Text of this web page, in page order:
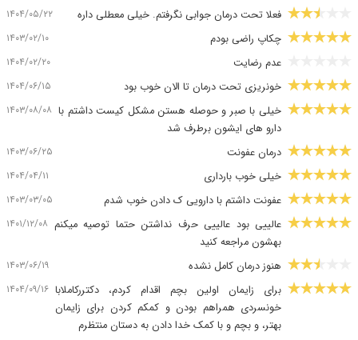
فعلا تحت درمان جوابی نگرفتم. خیلی معطلی داره ۱۴۰۴/۰۵/۲۲
چکاپ راضی بودم ۱۴۰۳/۰۲/۱۰
عدم رضایت ۱۴۰۴/۰۲/۲۰
خونریزی تحت درمان تا الان خوب بود ۱۴۰۴/۰۶/۱۵
خیلی با صبر و حوصله هستن مشکل کیست داشتم با
دارو های ایشون برطرف شد
۱۴۰۳/۰۸/۰۸
درمان عفونت ۱۴۰۳/۰۶/۲۵
خیلی خوب بارداری ۱۴۰۴/۰۴/۱۱
عفونت داشتم با دارویی ک دادن خوب شدم ۱۴۰۳/۰۳/۰۵
عالییی بود عالییی حرف نداشتن حتما توصیه میکنم
بهشون مراجعه کنید
۱۴۰۱/۱۲/۰۸
هنوز درمان کامل نشده ۱۴۰۳/۰۶/۱۹
برای زایمان اولین بچم اقدام کردم، دکتررکاملابا
خونسردی همراهم بودن و کمکم کردن برای زایمان
بهتر، و بچم و با کمک خدا دادن به دستان منتظرم
۱۴۰۴/۰۹/۱۶